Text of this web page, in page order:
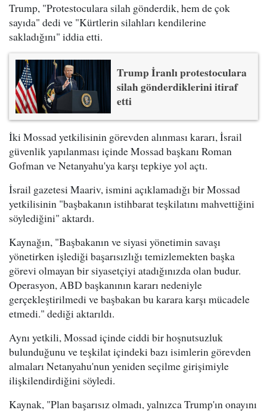
Trump, "Protestoculara silah gönderdik, hem de çok
sayıda" dedi ve "Kürtlerin silahları kendilerine
sakladığını" iddia etti.
Trump İranlı protestoculara
silah gönderdiklerini itiraf
etti
İki Mossad yetkilisinin görevden alınması kararı, İsrail
güvenlik yapılanması içinde Mossad başkanı Roman
Gofman ve Netanyahu'ya karşı tepkiye yol açtı.
İsrail gazetesi Maariv, ismini açıklamadığı bir Mossad
yetkilisinin "başbakanın istihbarat teşkilatını mahvettiğini
söylediğini" aktardı.
Kaynağın, "Başbakanın ve siyasi yönetimin savaşı
yönetirken işlediği başarısızlığı temizlemekten başka
görevi olmayan bir siyasetçiyi atadığınızda olan budur.
Operasyon, ABD başkanının kararı nedeniyle
gerçekleştirilmedi ve başbakan bu karara karşı mücadele
etmedi." dediği aktarıldı.
Aynı yetkili, Mossad içinde ciddi bir hoşnutsuzluk
bulunduğunu ve teşkilat içindeki bazı isimlerin görevden
almaları Netanyahu'nun yeniden seçilme girişimiyle
ilişkilendirdiğini söyledi.
Kaynak, "Plan başarısız olmadı, yalnızca Trump'ın onayını